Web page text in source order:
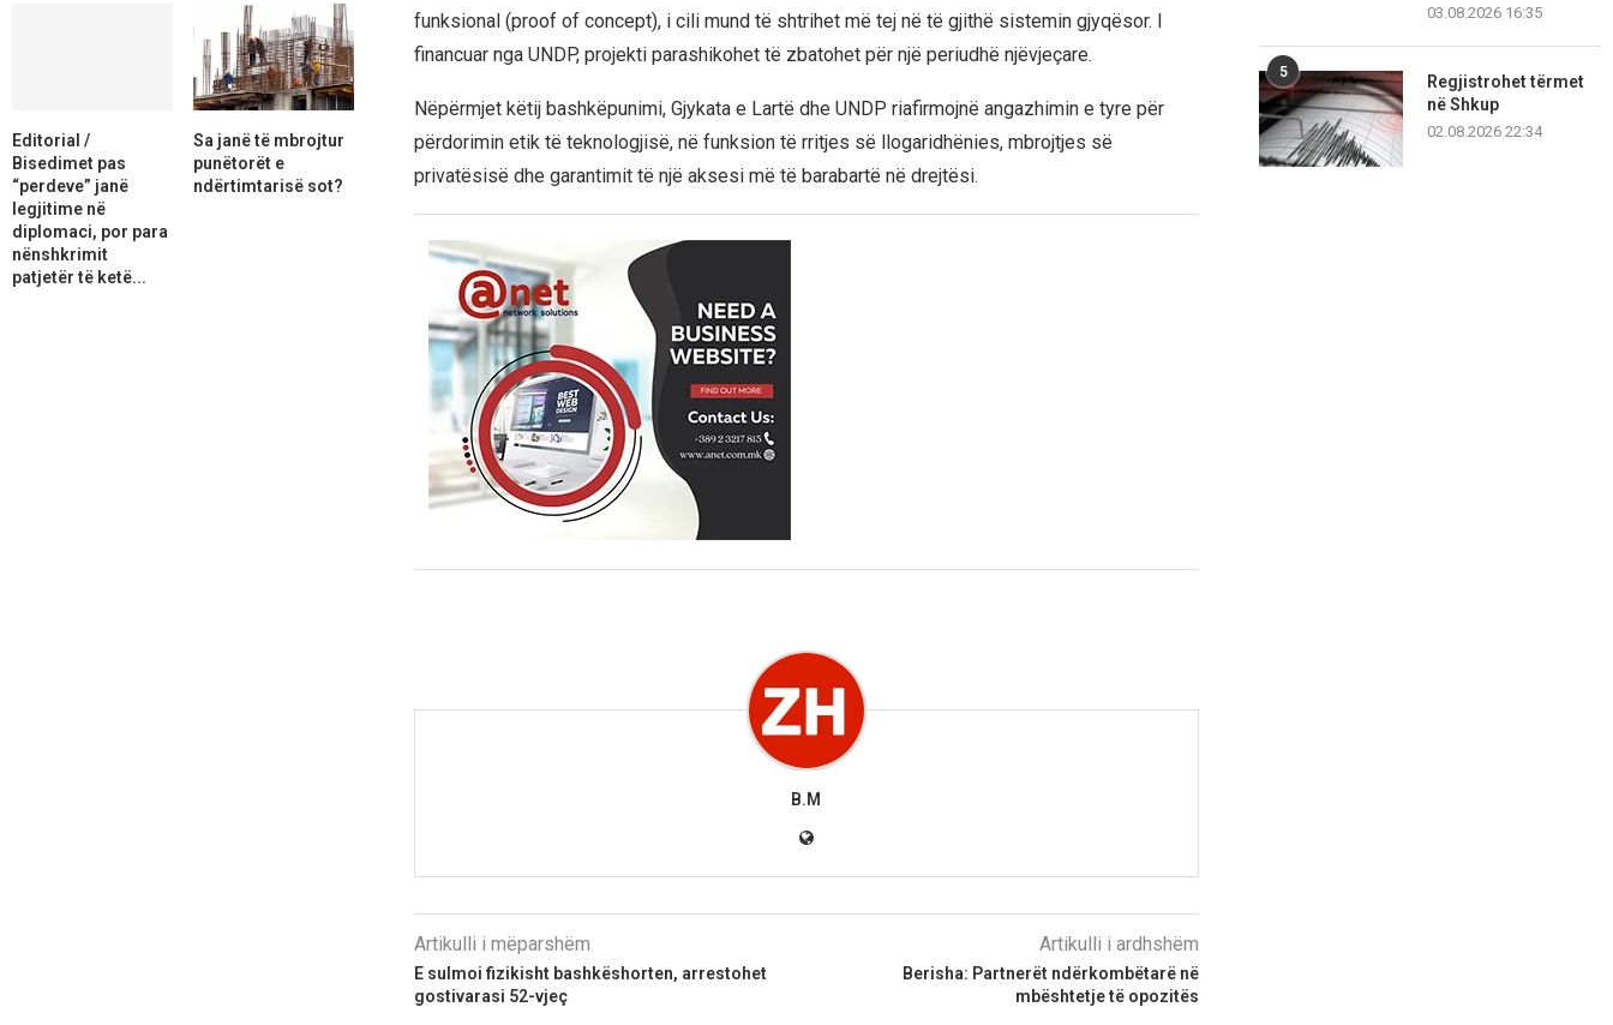
funksional (proof of concept), i cili mund të shtrihet më tej në të gjithë sistemin gjyqësor. I
financuar nga UNDP, projekti parashikohet të zbatohet për një periudhë njëvjeçare.
Nëpërmjet këtij bashkëpunimi, Gjykata e Lartë dhe UNDP riafirmojnë angazhimin e tyre për
përdorimin etik të teknologjisë, në funksion të rritjes së llogaridhënies, mbrojtjes së
privatësisë dhe garantimit të një aksesi më të barabartë në drejtësi.
B.M
Artikulli i mëparshëm
E sulmoi fizikisht bashkëshorten, arrestohet
gostivarasi 52-vjeç
Artikulli i ardhshëm
Berisha: Partnerët ndërkombëtarë në
mbështetje të opozitës
03.08.2026 16:35
5
Regjistrohet tërmet
në Shkup
02.08.2026 22:34
Editorial /
Bisedimet pas
“perdeve” janë
legjitime në
diplomaci, por para
nënshkrimit
patjetër të ketë...
Sa janë të mbrojtur
punëtorët e
ndërtimtarisë sot?